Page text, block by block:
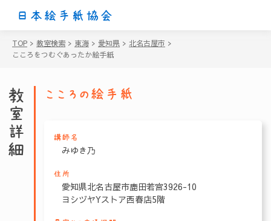
日本絵手紙協会
TOP > 教室検索 > 東海 > 愛知県 > 北名古屋市 >
こころをつむぐあったか絵手紙
教室詳細 こころの絵手紙
講師名
みゆき乃
住所
愛知県北名古屋市鹿田若宮3926-10
ヨシヅヤYストア西春店5階